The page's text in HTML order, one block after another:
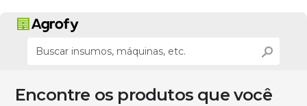
Encontre os produtos que você